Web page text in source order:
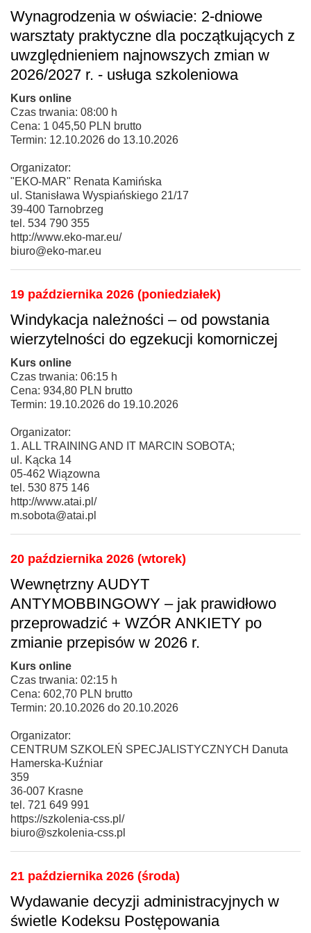
Wynagrodzenia w oświacie: 2-dniowe
warsztaty praktyczne dla początkujących z
uwzględnieniem najnowszych zmian w
2026/2027 r. - usługa szkoleniowa
Kurs online
Czas trwania: 08:00 h
Cena: 1 045,50 PLN brutto
Termin: 12.10.2026 do 13.10.2026
Organizator:
"EKO-MAR" Renata Kamińska
ul. Stanisława Wyspiańskiego 21/17
39-400 Tarnobrzeg
tel. 534 790 355
http://www.eko-mar.eu/
biuro@eko-mar.eu
19 października 2026 (poniedziałek)
Windykacja należności – od powstania
wierzytelności do egzekucji komorniczej
Kurs online
Czas trwania: 06:15 h
Cena: 934,80 PLN brutto
Termin: 19.10.2026 do 19.10.2026
Organizator:
1. ALL TRAINING AND IT MARCIN SOBOTA;
ul. Kącka 14
05-462 Wiązowna
tel. 530 875 146
http://www.atai.pl/
m.sobota@atai.pl
20 października 2026 (wtorek)
Wewnętrzny AUDYT
ANTYMOBBINGOWY – jak prawidłowo
przeprowadzić + WZÓR ANKIETY po
zmianie przepisów w 2026 r.
Kurs online
Czas trwania: 02:15 h
Cena: 602,70 PLN brutto
Termin: 20.10.2026 do 20.10.2026
Organizator:
CENTRUM SZKOLEŃ SPECJALISTYCZNYCH Danuta
Hamerska-Kuźniar
359
36-007 Krasne
tel. 721 649 991
https://szkolenia-css.pl/
biuro@szkolenia-css.pl
21 października 2026 (środa)
Wydawanie decyzji administracyjnych w
świetle Kodeksu Postępowania